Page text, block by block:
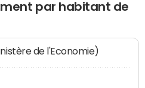
par habitant de
de l'Economie)